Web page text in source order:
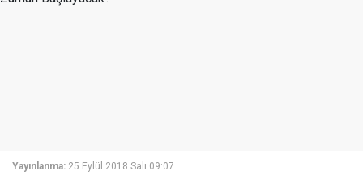
Yayınlanma: 25 Eylül 2018 Salı 09:07